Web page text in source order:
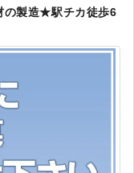
の製造★駅チカ徒歩6